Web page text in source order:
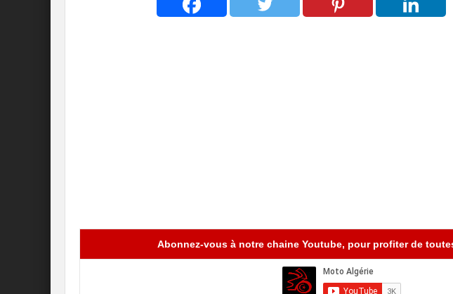
Abonnez-vous à notre chaine Youtube, pour profiter de